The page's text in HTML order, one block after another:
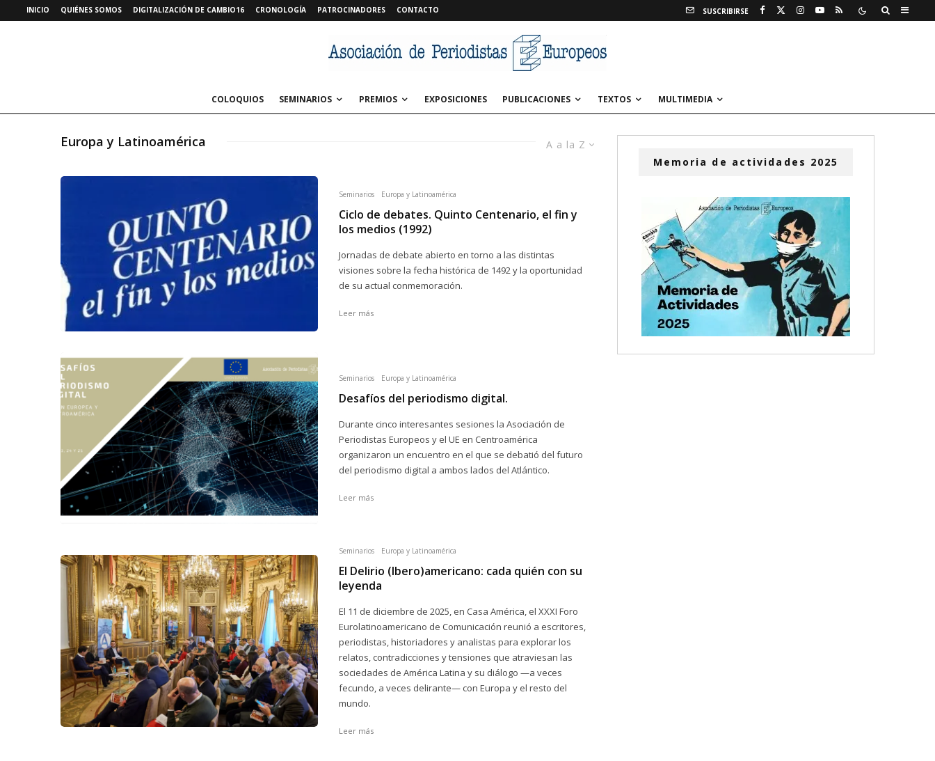
INICIO QUIÉNES SOMOS DIGITALIZACIÓN DE CAMBIO16 CRONOLOGÍA PATROCINADORES CONTACTO SUSCRIBIRSE
COLOQUIOS SEMINARIOS PREMIOS EXPOSICIONES PUBLICACIONES TEXTOS MULTIMEDIA
A a la Z
Europa y Latinoamérica
Seminarios Europa y Latinoamérica
Ciclo de debates. Quinto Centenario, el fin y
los medios (1992)
Jornadas de debate abierto en torno a las distintas
visiones sobre la fecha histórica de 1492 y la oportunidad
de su actual conmemoración.
Leer más
Seminarios Europa y Latinoamérica
Desafíos del periodismo digital.
Durante cinco interesantes sesiones la Asociación de
Periodistas Europeos y el UE en Centroamérica
organizaron un encuentro en el que se debatió del futuro
del periodismo digital a ambos lados del Atlántico.
Leer más
Seminarios Europa y Latinoamérica
El Delirio (Ibero)americano: cada quién con su
leyenda
El 11 de diciembre de 2025, en Casa América, el XXXI Foro
Eurolatinoamericano de Comunicación reunió a escritores,
periodistas, historiadores y analistas para explorar los
relatos, contradicciones y tensiones que atraviesan las
sociedades de América Latina y su diálogo —a veces
fecundo, a veces delirante— con Europa y el resto del
mundo.
Leer más
Memoria de actividades 2025